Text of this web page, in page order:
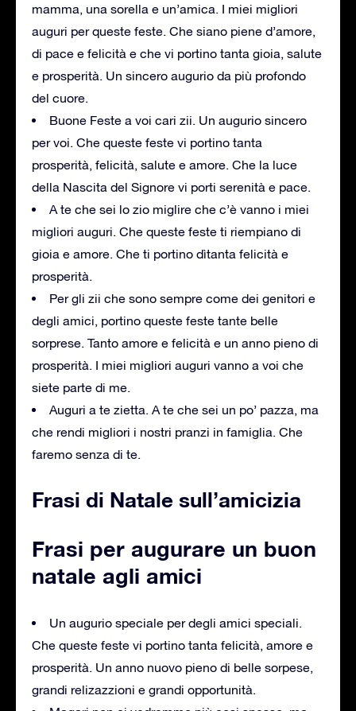
mamma, una sorella e un’amica. I miei migliori
auguri per queste feste. Che siano piene d’amore,
di pace e felicità e che vi portino tanta gioia, salute
e prosperità. Un sincero augurio da più profondo
del cuore.
Buone Feste a voi cari zii. Un augurio sincero
per voi. Che queste feste vi portino tanta
prosperità, felicità, salute e amore. Che la luce
della Nascita del Signore vi porti serenità e pace.
A te che sei lo zio miglire che c’è vanno i miei
migliori auguri. Che queste feste ti riempiano di
gioia e amore. Che ti portino dìtanta felicità e
prosperità.
Per gli zii che sono sempre come dei genitori e
degli amici, portino queste feste tante belle
sorprese. Tanto amore e felicità e un anno pieno di
prosperità. I miei migliori auguri vanno a voi che
siete parte di me.
Auguri a te zietta. A te che sei un po’ pazza, ma
che rendi migliori i nostri pranzi in famiglia. Che
faremo senza di te.
Frasi di Natale sull’amicizia
Frasi per augurare un buon
natale agli amici
Un augurio speciale per degli amici speciali.
Che queste feste vi portino tanta felicità, amore e
prosperità. Un anno nuovo pieno di belle sorpese,
grandi relizazzioni e grandi opportunità.